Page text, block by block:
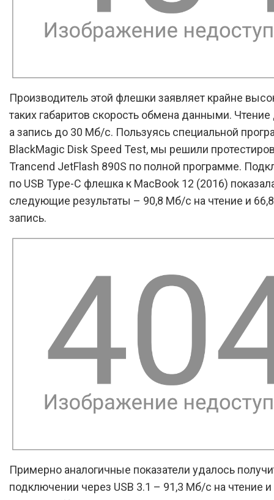
Производитель этой флешки заявляет крайне
таких габаритов скорость обмена данными.
а запись до 30 Мб/с. Пользуясь специальной
BlackMagic Disk Speed Test, мы решили
Trancend JetFlash 890S по полной программе.
по USB Type-C флешка к MacBook 12 (2016)
следующие результаты – 90,8 Мб/с на чтение и
запись.
Примерно аналогичные показатели удалось
подключении через USB 3.1 – 91,3 Мб/с на чтение